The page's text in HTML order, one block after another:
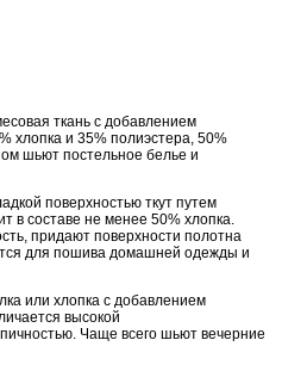
ткань с добавлением
хлопка и 35% полиэстера, 50%
шьют постельное белье и
поверхностью ткут путем
в составе не менее 50% хлопка.
придают поверхности полотна
для пошива домашней одежды и
или хлопка с добавлением
высокой
Чаще всего шьют вечерние